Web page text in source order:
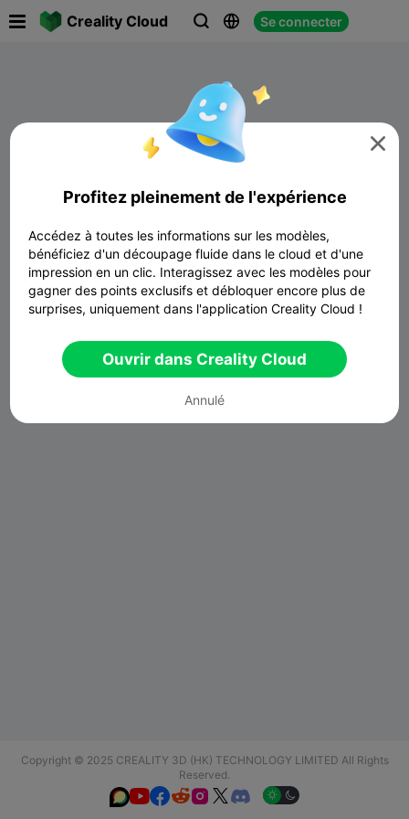
Creality Cloud   Se connecter
Aucune donnée disponible
Copyright © 2025 CREALITY 3D (HK) TECHNOLOGY LIMITED All Rights
Reserved.
  

Profitez pleinement de l'expérience
Accédez à toutes les informations sur les modèles,
bénéficiez d'un découpage fluide dans le cloud et d'une
impression en un clic. Interagissez avec les modèles pour
gagner des points exclusifs et débloquer encore plus de
surprises, uniquement dans l'application Creality Cloud !
Ouvrir dans Creality Cloud
Annulé